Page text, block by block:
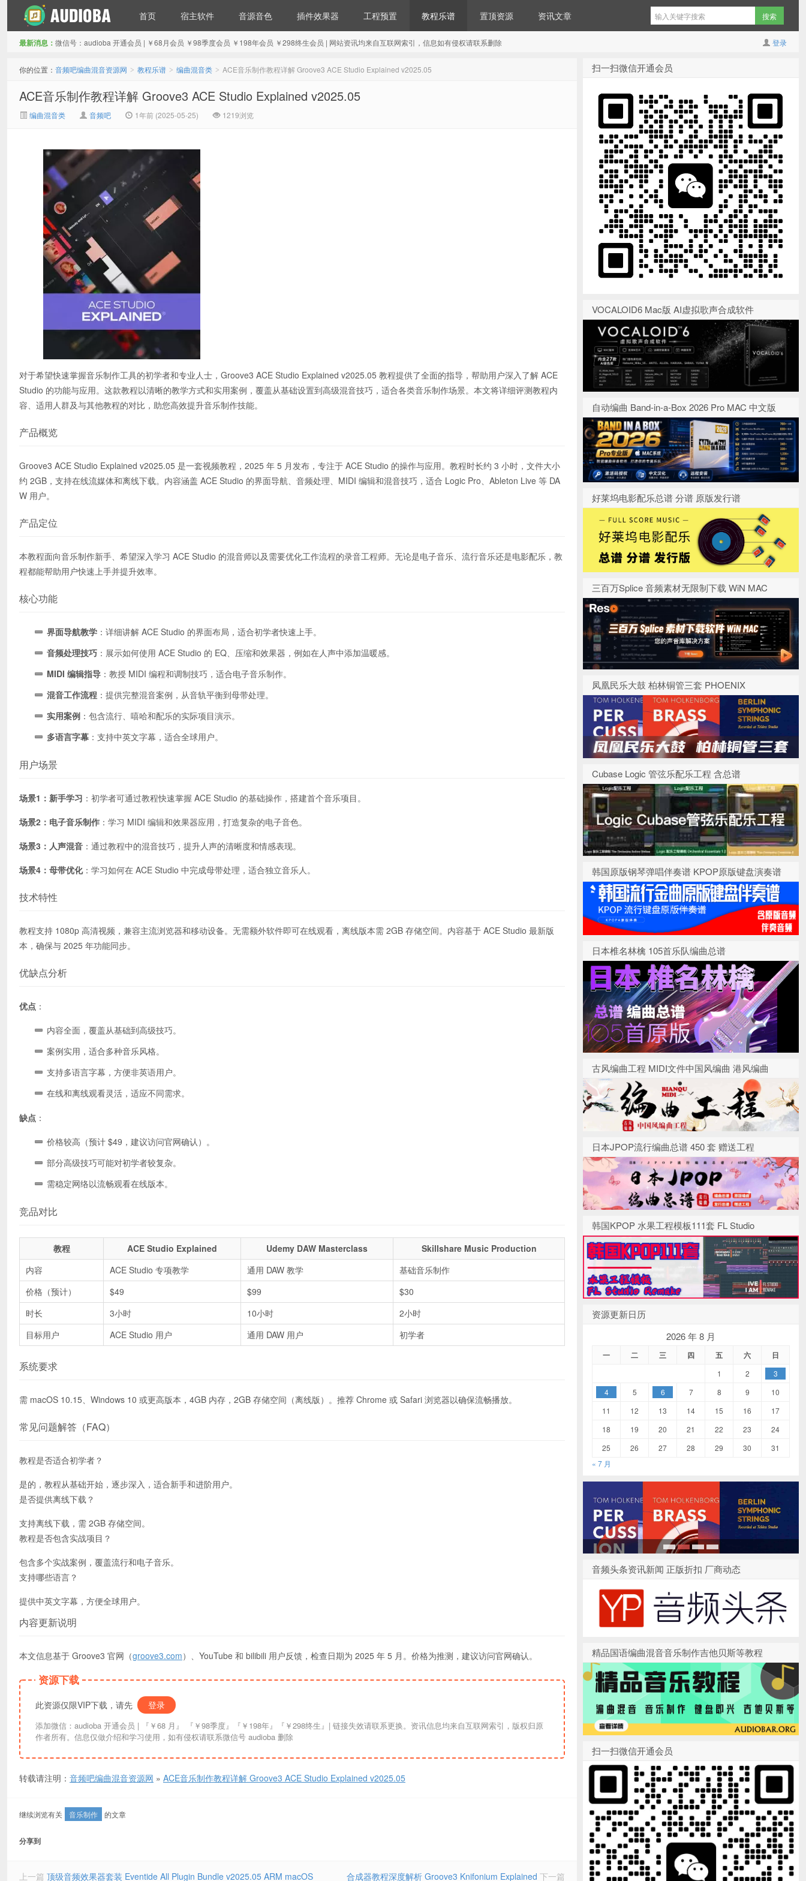
首页 宿主软件 音源音色 插件效果器 工程预置 教程乐谱 置顶资源 资讯文章
登录
最新消息： 微信号：audioba 开通会员 | ￥68月会员 ￥98季度会员 ￥198年会员 ￥298终生会员 | 网站资讯均来自互联网索引，信息如有侵权请联系删除
你的位置： 音频吧编曲混音资源网 > 教程乐谱 > 编曲混音类 > ACE音乐制作教程详解 Groove3 ACE Studio Explained v2025.05
ACE音乐制作教程详解 Groove3 ACE Studio Explained v2025.05
编曲混音类 音频吧 1年前 (2025-05-25) 1219浏览
对于希望快速掌握音乐制作工具的初学者和专业人士，Groove3 ACE Studio Explained v2025.05 教程提供了全面的指导，帮助用户深入了解 ACE
Studio 的功能与应用。这款教程以清晰的教学方式和实用案例，覆盖从基础设置到高级混音技巧，适合各类音乐制作场景。本文将详细评测教程内
容、适用人群及与其他教程的对比，助您高效提升音乐制作技能。
产品概览
Groove3 ACE Studio Explained v2025.05 是一套视频教程，2025 年 5 月发布，专注于 ACE Studio 的操作与应用。教程时长约 3 小时，文件大小
约 2GB，支持在线流媒体和离线下载。内容涵盖 ACE Studio 的界面导航、音频处理、MIDI 编辑和混音技巧，适合 Logic Pro、Ableton Live 等 DA
W 用户。
产品定位
本教程面向音乐制作新手、希望深入学习 ACE Studio 的混音师以及需要优化工作流程的录音工程师。无论是电子音乐、流行音乐还是电影配乐，教
程都能帮助用户快速上手并提升效率。
核心功能
界面导航教学 ：详细讲解 ACE Studio 的界面布局，适合初学者快速上手。
音频处理技巧 ：展示如何使用 ACE Studio 的 EQ、压缩和效果器，例如在人声中添加温暖感。
MIDI 编辑指导 ：教授 MIDI 编程和调制技巧，适合电子音乐制作。
混音工作流程 ：提供完整混音案例，从音轨平衡到母带处理。
实用案例 ：包含流行、嘻哈和配乐的实际项目演示。
多语言字幕 ：支持中英文字幕，适合全球用户。
用户场景
场景1：新手学习 ：初学者可通过教程快速掌握 ACE Studio 的基础操作，搭建首个音乐项目。
场景2：电子音乐制作 ：学习 MIDI 编辑和效果器应用，打造复杂的电子音色。
场景3：人声混音 ：通过教程中的混音技巧，提升人声的清晰度和情感表现。
场景4：母带优化：学习如何在 ACE Studio 中完成母带处理，适合独立音乐人。
技术特性
教程支持 1080p 高清视频，兼容主流浏览器和移动设备。无需额外软件即可在线观看，离线版本需 2GB 存储空间。内容基于 ACE Studio 最新版
本，确保与 2025 年功能同步。
优缺点分析
优点 ：
内容全面，覆盖从基础到高级技巧。
案例实用，适合多种音乐风格。
支持多语言字幕，方便非英语用户。
在线和离线观看灵活，适应不同需求。
缺点 ：
价格较高（预计 $49，建议访问官网确认）。
部分高级技巧可能对初学者较复杂。
需稳定网络以流畅观看在线版本。
竞品对比
教程 ACE Studio Explained Udemy DAW Masterclass
Skillshare Music Production
内容
ACE Studio 专项教学 通用 DAW 教学
基础音乐制作
价格（预计）
$49 $99
$30
时长
3小时 10小时
2小时
目标用户
ACE Studio 用户 通用 DAW 用户 初学者
系统要求
需 macOS 10.15、Windows 10 或更高版本，4GB 内存，2GB 存储空间（离线版）。推荐 Chrome 或 Safari 浏览器以确保流畅播放。
常见问题解答（FAQ）
教程是否适合初学者？
是的，教程从基础开始，逐步深入，适合新手和进阶用户。
是否提供离线下载？
支持离线下载，需 2GB 存储空间。
教程是否包含实战项目？
包含多个实战案例，覆盖流行和电子音乐。
支持哪些语言？
提供中英文字幕，方便全球用户。
内容更新说明
本文信息基于 Groove3 官网（groove3.com）、YouTube 和 bilibili 用户反馈，检查日期为 2025 年 5 月。价格为推测，建议访问官网确认。
资源下载
此资源仅限VIP下载，请先 登录
添加微信：audioba 开通会员 | 『￥68 月』 『￥98季度』『￥198年』『￥298终生』| 链接失效请联系更换。资讯信息均来自互联网索引，版权归原
作者所有。信息仅做介绍和学习使用，如有侵权请联系微信号 audioba 删除
转载请注明： 音频吧编曲混音资源网 » ACE音乐制作教程详解 Groove3 ACE Studio Explained v2025.05
继续浏览有关 音乐制作 的文章
分享到
上一篇 顶级音频效果器套装 Eventide All Plugin Bundle v2025.05 ARM macOS 合成器教程深度解析 Groove3 Knifonium Explained 下一篇
扫一扫微信开通会员
VOCALOID6 Mac版 AI虚拟歌声合成软件
自动编曲 Band-in-a-Box 2026 Pro MAC 中文版
好莱坞电影配乐总谱 分谱 原版发行谱
三百万Splice 音频素材无限制下载 WiN MAC
凤凰民乐大鼓 柏林铜管三套 PHOENIX
Cubase Logic 管弦乐配乐工程 含总谱
韩国原版钢琴弹唱伴奏谱 KPOP原版键盘演奏谱
日本椎名林檎 105首乐队编曲总谱
古风编曲工程 MIDI文件中国风编曲 港风编曲
日本JPOP流行编曲总谱 450 套 赠送工程
韩国KPOP 水果工程模板111套 FL Studio
资源更新日历
2026 年 8 月
一 二 三 四 五 六 日
1 2
3
4
5 6 7 8 9
10
11
12 13 14 15 16
17
18
19 20 21 22 23
24
25
26 27 28 29 30
31
« 7 月
音频头条资讯新闻 正版折扣 厂商动态
精品国语编曲混音音乐制作吉他贝斯等教程
扫一扫微信开通会员